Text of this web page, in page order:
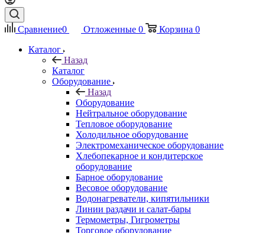
Сравнение0 Отложенные 0 Корзина 0
Каталог
Назад
Каталог
Оборудование
Назад
Оборудование
Нейтральное оборудование
Тепловое оборудование
Холодильное оборудование
Электромеханическое оборудование
Хлебопекарное и кондитерское
оборудование
Барное оборудование
Весовое оборудование
Водонагреватели, кипятильники
Линии раздачи и салат-бары
Термометры, Гигрометры
Торговое оборудование